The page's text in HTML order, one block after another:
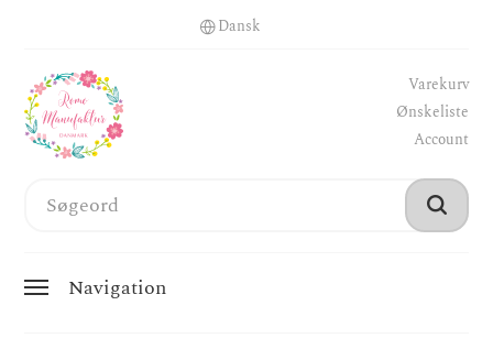
Varekurv
Ønskeliste
Account
Navigation